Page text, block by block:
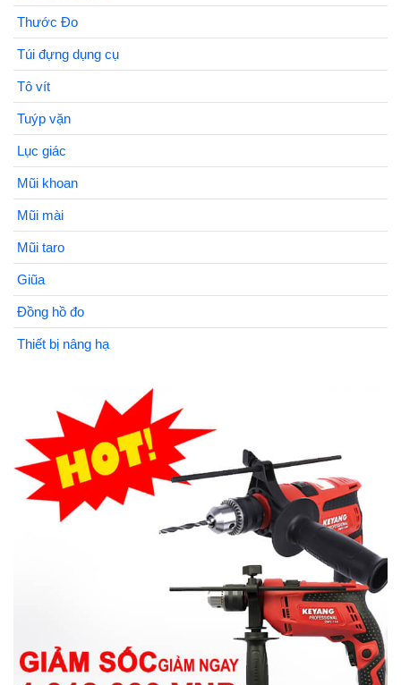
Thước Đo
Túi đựng dụng cụ
Tô vít
Tuýp vặn
Lục giác
Mũi khoan
Mũi mài
Mũi taro
Giũa
Đồng hồ đo
Thiết bị nâng hạ